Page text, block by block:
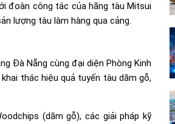
đoàn công tác của hãng tàu Mitsui
lượng tàu làm hàng qua cảng.
Đà Nẵng cùng đại diện Phòng Kinh
thác hiệu quả tuyến tàu dăm gỗ,
(dăm gỗ), các giải pháp kỹ